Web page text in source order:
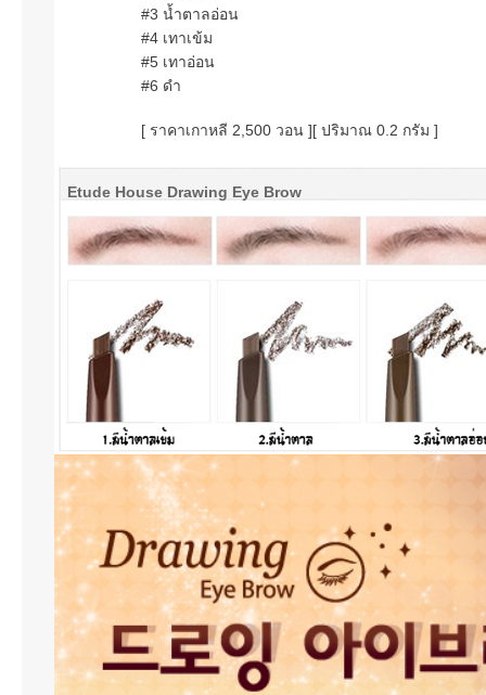
#3 น้ำตาลอ่อน
#4 เทาเข้ม
#5 เทาอ่อน
#6 ดำ
[ ราคาเกาหลี 2,500 วอน ][ ปริมาณ 0.2 กรัม ]
Etude House Drawing Eye Brow